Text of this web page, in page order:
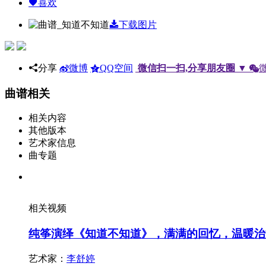
喜欢
下载图片
分享 微博 QQ空间 微信扫一扫,分享朋友圈 ▼
曲谱相关
相关内容
其他版本
艺术家信息
曲专题
相关视频
纯筝演绎《知道不知道》，满满的回忆，温暖
艺术家： 李舒婷